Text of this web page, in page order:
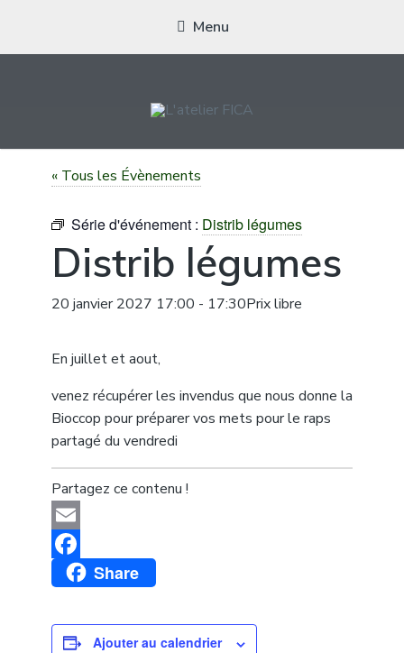
Menu
Meximieux
« Tous les Évènements
Série d'événement : Distrib légumes
Distrib légumes
20 janvier 2027 17:00 - 17:30Prix libre
En juillet et aout,
venez récupérer les invendus que nous donne la
Bioccop pour préparer vos mets pour le raps
partagé du vendredi
Partagez ce contenu !
Email
FacebookShare
Ajouter au calendrier